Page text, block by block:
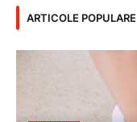
ARTICOLE POPULARE